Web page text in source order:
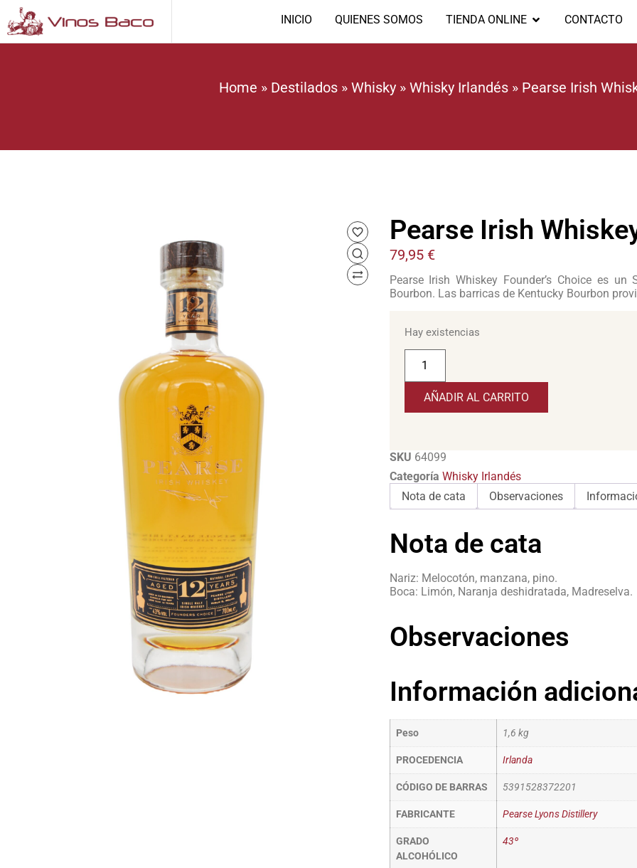
INICIO QUIENES SOMOS TIENDA ONLINE CONTACTO
Home » Destilados » Whisky » Whisky Irlandés » Pearse Irish
Pearse Irish
79,95 €
Pearse Irish Whiskey Founder’s Choice es
Bourbon. Las barricas de Kentucky Bourbon
Hay existencias
AÑADIR AL CARRITO
SKU 64099
Categoría Whisky Irlandés
Nota de cata
Observaciones
Nota de cata
Nariz: Melocotón, manzana, pino.
Boca: Limón, Naranja deshidratada, Madreselva.
Observaciones
Información
Peso 1,6 kg
PROCEDENCIA Irlanda
CÓDIGO DE BARRAS 5391528372201
FABRICANTE Pearse Lyons Distillery
GRADO
ALCOHÓLICO
43º